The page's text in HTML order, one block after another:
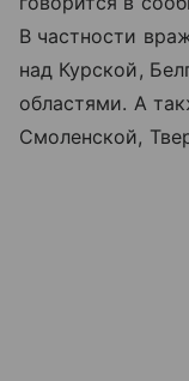
В частности
над Курской,
областями. А
Смоленской,